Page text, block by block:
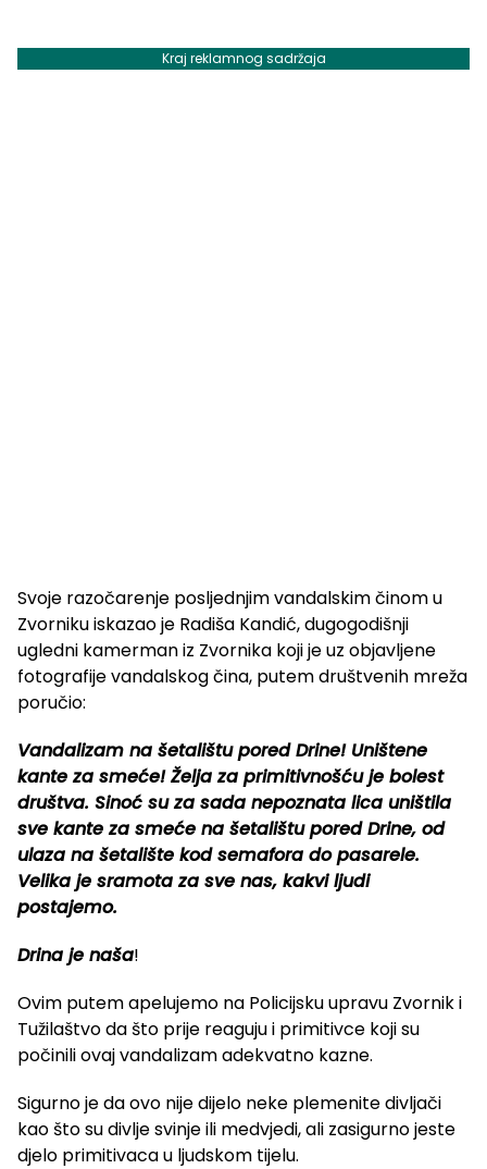
Kraj reklamnog sadržaja
Svoje razočarenje posljednjim vandalskim činom u
Zvorniku iskazao je Radiša Kandić, dugogodišnji
ugledni kamerman iz Zvornika koji je uz objavljene
fotografije vandalskog čina, putem društvenih mreža
poručio:
Vandalizam na šetalištu pored Drine! Uništene
kante za smeće! Želja za primitivnošću je bolest
društva. Sinoć su za sada nepoznata lica uništila
sve kante za smeće na šetalištu pored Drine, od
ulaza na šetalište kod semafora do pasarele.
Velika je sramota za sve nas, kakvi ljudi
postajemo.
Drina je naša!
Ovim putem apelujemo na Policijsku upravu Zvornik i
Tužilaštvo da što prije reaguju i primitivce koji su
počinili ovaj vandalizam adekvatno kazne.
Sigurno je da ovo nije dijelo neke plemenite divljači
kao što su divlje svinje ili medvjedi, ali zasigurno jeste
djelo primitivaca u ljudskom tijelu.